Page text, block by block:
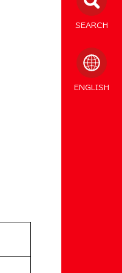
SEARCH
ENGLISH